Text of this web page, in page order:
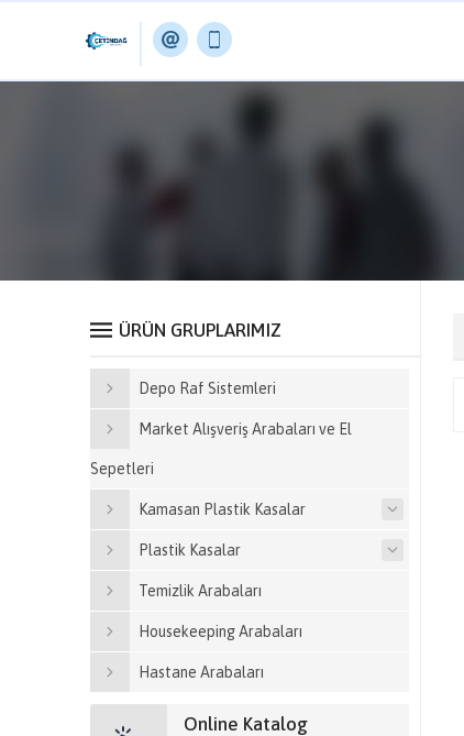
ÜRÜN GRUPLARIMIZ
Depo Raf Sistemleri
Market Alışveriş Arabaları ve El
Sepetleri
Kamasan Plastik Kasalar
Plastik Kasalar
Temizlik Arabaları
Housekeeping Arabaları
Hastane Arabaları
Online Katalog